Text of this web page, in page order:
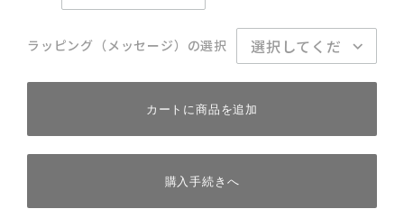
ラッピング（メッセージ）の選択
カートに商品を追加
購入手続きへ